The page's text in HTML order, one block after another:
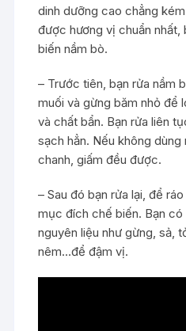
dinh dưỡng cao chẳng
được hương vị chuẩn nhất,
biến nầm bò.
– Trước tiên, bạn rửa nầm
muối và gừng băm nhỏ để
và chất bẩn. Bạn rửa liên
sạch hẳn. Nếu không
chanh, giấm đều được.
– Sau đó bạn rửa lại, để
mục đích chế biến. Bạn
nguyên liệu như gừng, sả,
nêm…để đậm vị.